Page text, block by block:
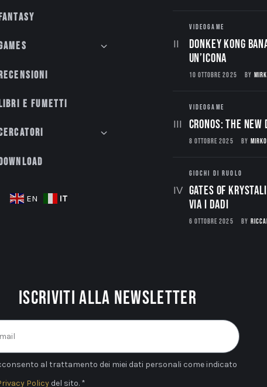
Fantasy
Libri e fumetti
EN IT
VIDEOGAME
Donkey Kong
un’Icona
10 OTTOBRE 2025 BY
VIDEOGAME
CRONOS: THE
8 OTTOBRE 2025 BY
GIOCHI DI RUOLO
Gates of
via i dadi
6 OTTOBRE 2025 BY
Iscriviti alla newsletter
al trattamento dei miei dati personali come indicato
Policy del sito. *